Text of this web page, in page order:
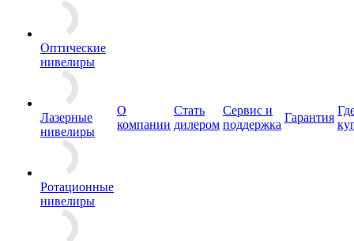
Оптические
нивелиры
Лазерные
нивелиры
Ротационные
нивелиры
О
компании
Стать
дилером
Сервис и
поддержка
Гарантия